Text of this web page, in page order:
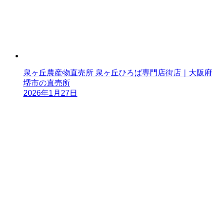
泉ヶ丘農産物直売所 泉ヶ丘ひろば専門店街店｜大阪府
堺市の直売所
2026年1月27日